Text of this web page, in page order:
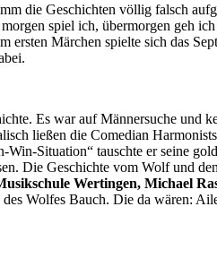
die Geschichten völlig falsch
spiel ich, übermorgen geh
ersten Märchen spielte sich das
Es war auf Männersuche
ließen die Comedian
Situation“ tauschte er seine
Die Geschichte vom Wolf und
Wertingen, Michael
Wolfes Bauch. Die da wären: